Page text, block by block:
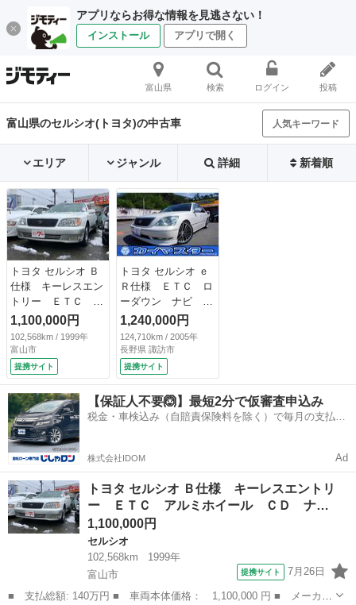
アプリならお得な情報を見逃さない！
インストール アプリで開く
富山県 検索 ログイン 投稿
富山県のセルシオ(トヨタ)の中古車 人気キーワード
エリア ジャンル 詳細 新着順
トヨタ セルシオ Ｂ
仕様 キーレスエン
トリー ＥＴＣ ア
ルミホイール Ｃ
Ｄ ナビ カセッ
ト パワーシート
オートクルーズコン
トロール 盗難防止
システム 運転席・
助手席・サイドエア
バック ＡＢＳ Ｅ
ＳＣ パワーステア
リング （車検整備
1,100,000円
102,568km / 1999年
富山市
提携サイト
トヨタ セルシオ ｅ
Ｒ仕様 ＥＴＣ ロ
ーダウン ナビ Ｄ
ＶＤ再生 フルセグ
ＴＶ ２０インチア
ルミ ＨＩＤ サン
ルーフ ＡＴ シー
トヒーター スマー
トキー パワーシー
ト 革シート 車検
整備付 夏冬タイヤ
済 （車検整備付）
1,240,000円
124,710km / 2005年
長野県 諏訪市
提携サイト
【保証人不要🙆】最短2分で仮審査申込み
税金・車検込み（自賠責保険料を除く）で毎月の支払額
株式会社IDOM Ad
トヨタ セルシオ Ｂ仕様 キーレスエントリ
ー ＥＴＣ アルミホイール ＣＤ ナ…
1,100,000円
セルシオ
102,568km
1999年
富山市
提携サイト 7月26日
■ 支払総額: 140万円 ■ 車両本体価格： 1,100,000 円 ■ メーカー